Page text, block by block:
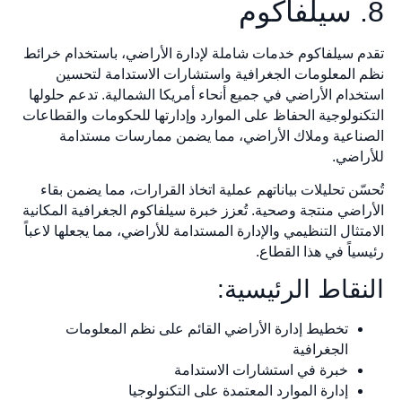
8. سيلفاكوم
تقدم سيلفاكوم خدمات شاملة لإدارة الأراضي، باستخدام خرائط
نظم المعلومات الجغرافية واستشارات الاستدامة لتحسين
استخدام الأراضي في جميع أنحاء أمريكا الشمالية. تدعم حلولها
التكنولوجية الحفاظ على الموارد وإدارتها للحكومات والقطاعات
الصناعية وملاك الأراضي، مما يضمن ممارسات مستدامة
للأراضي.
تُحسّن تحليلات بياناتهم عملية اتخاذ القرارات، مما يضمن بقاء
الأراضي منتجة وصحية. تُعزز خبرة سيلفاكوم الجغرافية المكانية
الامتثال التنظيمي والإدارة المستدامة للأراضي، مما يجعلها لاعباً
رئيسياً في هذا القطاع.
النقاط الرئيسية:
تخطيط إدارة الأراضي القائم على نظم المعلومات
الجغرافية
خبرة في استشارات الاستدامة
إدارة الموارد المعتمدة على التكنولوجيا